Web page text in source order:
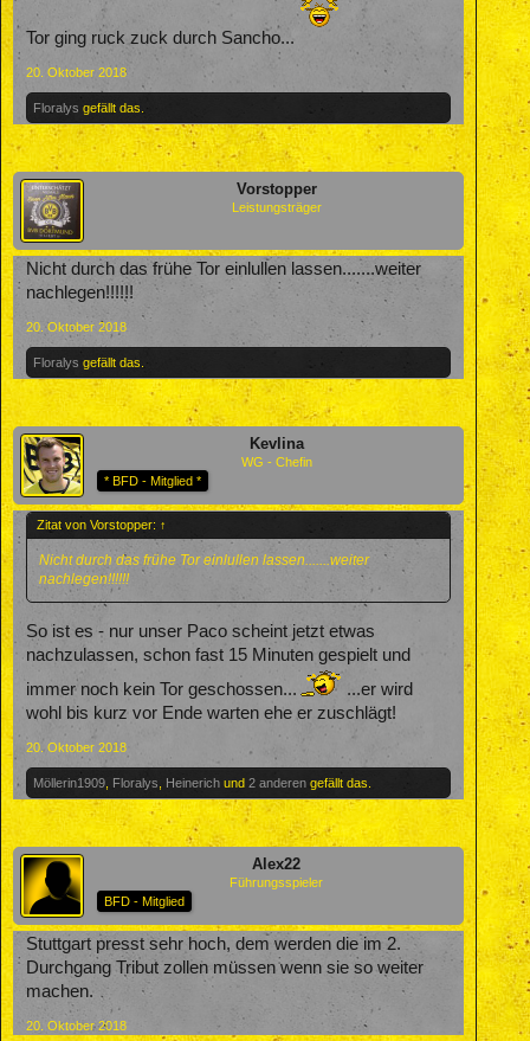
Tor ging ruck zuck durch Sancho...
20. Oktober 2018
Floralys gefällt das.
Vorstopper
Leistungsträger
Nicht durch das frühe Tor einlullen lassen.......weiter
nachlegen!!!!!!
20. Oktober 2018
Floralys gefällt das.
Kevlina
WG - Chefin
* BFD - Mitglied *
Zitat von Vorstopper: ↑
Nicht durch das frühe Tor einlullen lassen.......weiter
nachlegen!!!!!!
So ist es - nur unser Paco scheint jetzt etwas
nachzulassen, schon fast 15 Minuten gespielt und
immer noch kein Tor geschossen...
...er wird
wohl bis kurz vor Ende warten ehe er zuschlägt!
20. Oktober 2018
Möllerin1909 Floralys Heinerich und 2 anderen gefällt das.
Alex22
Führungsspieler
BFD - Mitglied
Stuttgart presst sehr hoch, dem werden die im 2.
Durchgang Tribut zollen müssen wenn sie so weiter
machen.
20. Oktober 2018